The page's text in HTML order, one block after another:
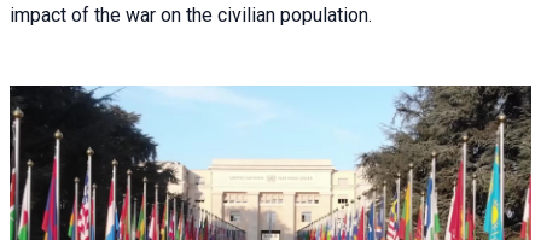
impact of the war on the civilian population.